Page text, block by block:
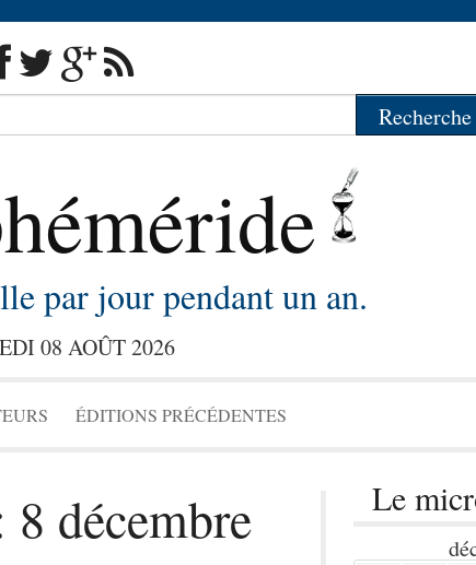
par jour pendant un an.
08 AOÛT 2026
ÉDITIONS PRÉCÉDENTES
8 décembre
Le